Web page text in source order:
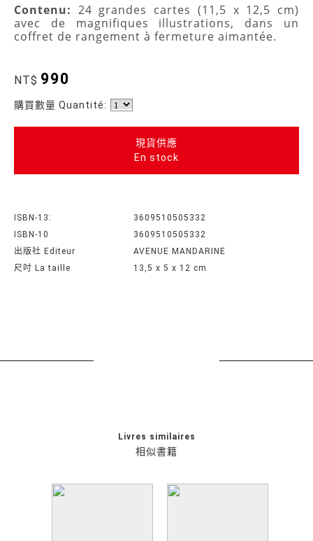
Contenu: 24 grandes cartes (11,5 x 12,5 cm)
avec de magnifiques illustrations, dans un
coffret de rangement à fermeture aimantée.
NT$ 990
購買數量 Quantité:
現貨供應
En stock
ISBN-13:
3609510505332
ISBN-10
3609510505332
出版社 Editeur
AVENUE MANDARINE
尺吋 La taille
‎13,5 x 5 x 12 cm
相似書籍
Livres similaires